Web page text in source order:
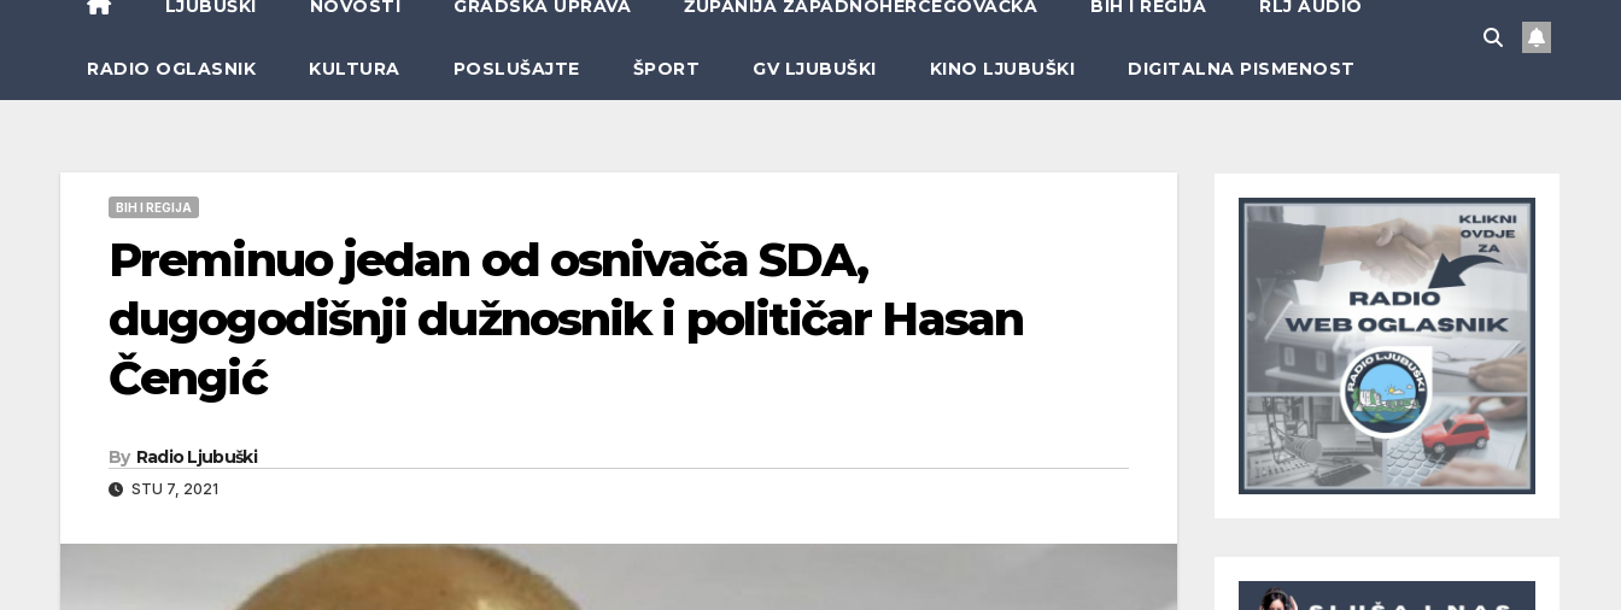
LJUBUŠKI NOVOSTI GRADSKA UPRAVA ŽUPANIJA ZAPADNOHERCEGOVAČKA BIH I REGIJA RLJ AUDIO
RADIO OGLASNIK KULTURA POSLUŠAJTE ŠPORT GV LJUBUŠKI KINO LJUBUŠKI DIGITALNA PISMENOST
BIH I REGIJA
Preminuo jedan od osnivača SDA,
dugogodišnji dužnosnik i političar Hasan
Čengić
By Radio Ljubuški
STU 7, 2021